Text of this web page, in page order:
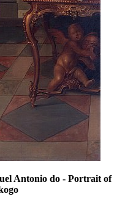
Antonio do - Portrait of